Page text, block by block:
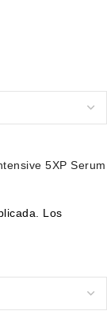
5XP Serum
Los